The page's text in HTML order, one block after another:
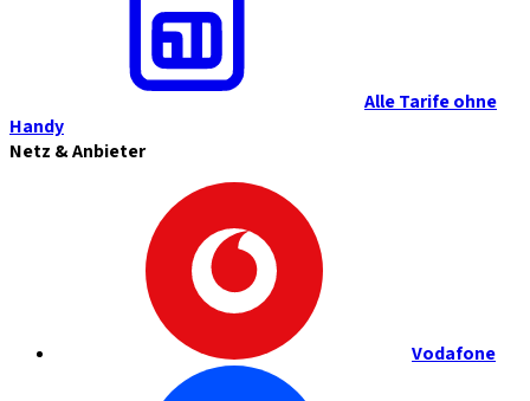
Alle Tarife ohne
Handy
Netz & Anbieter
Vodafone